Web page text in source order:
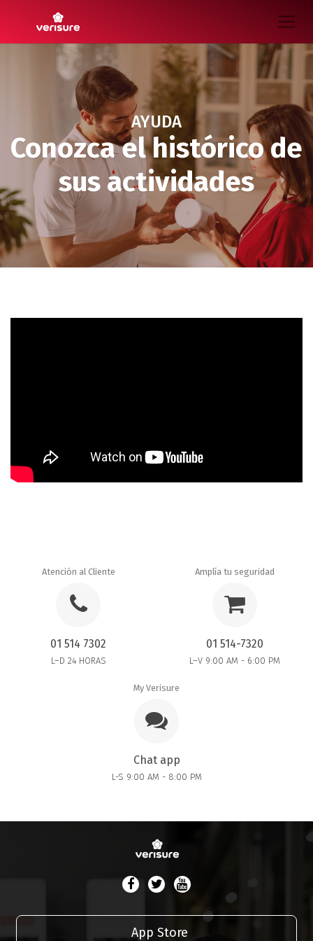
AYUDA
Conozca el histórico de
sus actividades
Atención al Cliente
01 514 7302
L–D 24 HORAS
Amplía tu seguridad
01 514-7320
L–V 9:00 AM - 6:00 PM
My Verisure
Chat app
L-S 9:00 AM - 8:00 PM
App Store